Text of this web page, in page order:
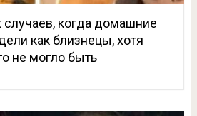
когда домашние
как близнецы, хотя
не могло быть